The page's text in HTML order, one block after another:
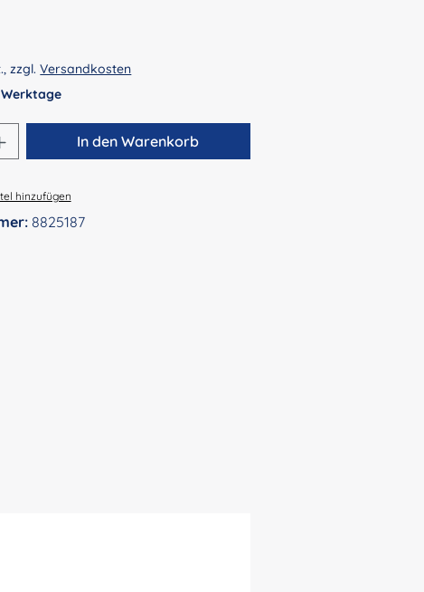
zzgl.Versandkosten
Gib den gewünschten Wert ein
In den Warenkorb
hinzufügen
8825187